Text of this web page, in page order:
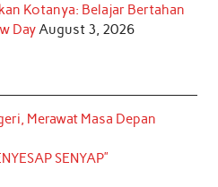
Kotanya: Belajar Bertahan
DayAugust 3, 2026
Merawat Masa Depan
SENYAP”